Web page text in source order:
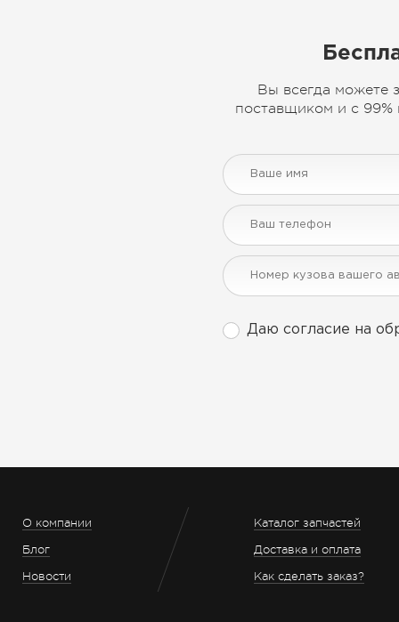
Вы всегда можете
поставщиком и с 99%
Даю согласие на
О компании
Блог
Новости
Каталог запчастей
Доставка и оплата
Как сделать заказ?